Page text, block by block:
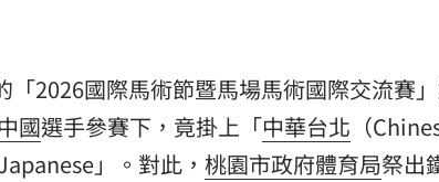
2026國際馬術節暨馬場馬術國際交流賽
中國選手參賽下，竟掛上「中華台北 （
」。對此， 桃園市政府體育局祭出